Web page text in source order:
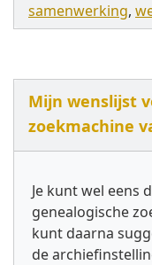
samenwerking,
Mijn wenslijst
zoekmachine
Je kunt wel eens
genealogische
kunt daarna
de